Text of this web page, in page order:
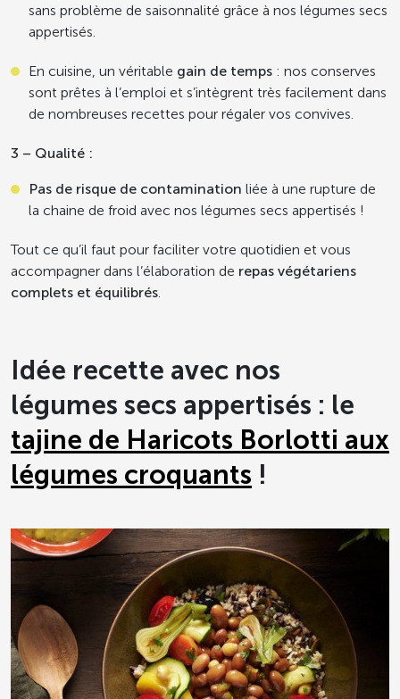
sans problème de saisonnalité grâce à nos légumes secs
appertisés.
En cuisine, un véritable gain de temps : nos conserves
sont prêtes à l’emploi et s’intègrent très facilement dans
de nombreuses recettes pour régaler vos convives.
3 – Qualité :
Pas de risque de contamination liée à une rupture de
la chaine de froid avec nos légumes secs appertisés !
Tout ce qu’il faut pour faciliter votre quotidien et vous
accompagner dans l’élaboration de repas végétariens
complets et équilibrés
Idée recette avec nos
légumes secs appertisés : le
tajine de Haricots Borlotti aux
légumes croquants !